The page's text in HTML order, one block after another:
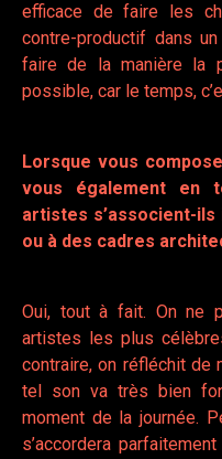
efficace de faire les
contre-productif dans
faire de la manière la
possible, car le temps,
Lorsque vous
vous également en
artistes s’associent-
ou à des cadres
Oui, tout à fait. On ne
artistes les plus
contraire, on réfléchit de
tel son va très bien
moment de la journée.
s’accordera